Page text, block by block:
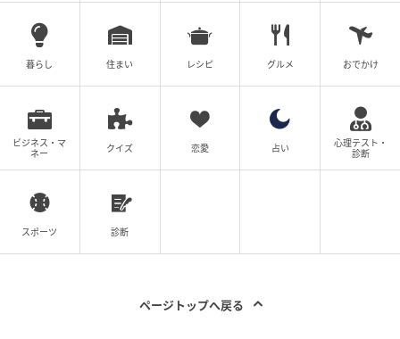
ヨン・サンホ、片山慎三監督の日韓の化学反
そしてこの作品の期待値の高さは、日韓のトップ監督
のタッグによるところも大きい。
脚本を担当したヨン・サンホは『地獄が呼んでいる』
会の歪みとジャンル的興奮を融合させる手腕は折り紙
暮らし 住まい レシピ グルメ おでかけ
ビジネス・マ
ネー
クイズ 恋愛 占い
心理テスト・
診断
スポーツ 診断
ページトップへ戻る